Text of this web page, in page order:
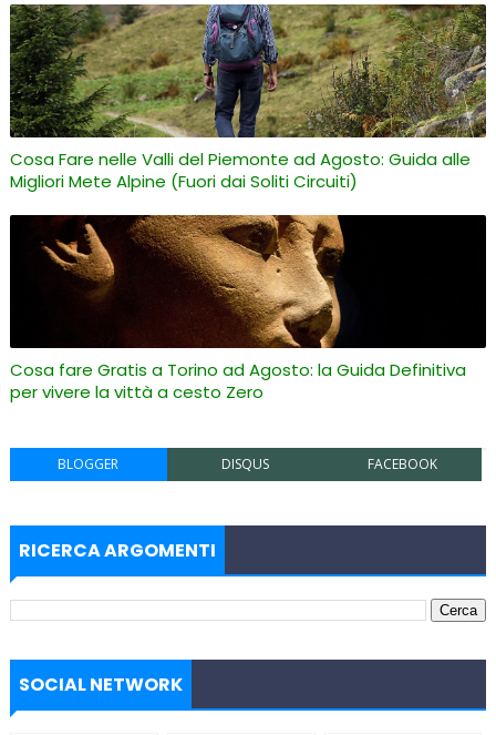
Cosa Fare nelle Valli del Piemonte ad Agosto: Guida alle
Migliori Mete Alpine (Fuori dai Soliti Circuiti)
Cosa fare Gratis a Torino ad Agosto: la Guida Definitiva
per vivere la vittà a cesto Zero
BLOGGER DISQUS FACEBOOK
RICERCA ARGOMENTI
SOCIAL NETWORK